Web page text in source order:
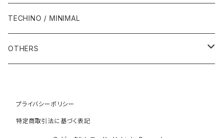
1995年
1996年
1998年
2005年
2007年
2016年
1999年
2005年
2007年
1996年 - 1999年
2001年
1986年
1990年
1991年
1993年
2000年代
2000年
2002年
1988年・以前
1989年
1990年代
1990年
1992年
2000年代
2001年
1980年代
1990年代
1991年
2000年
TECHINO / MINIMAL
OTHERS
1985年・以前
1990年代
プライバシーポリシー
特定商取引法に基づく表記